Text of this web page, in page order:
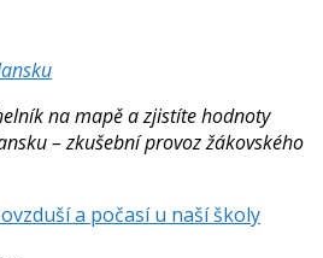
na mapě a zjistíte hodnoty
– zkušební provoz žákovského
a počasí u naší školy